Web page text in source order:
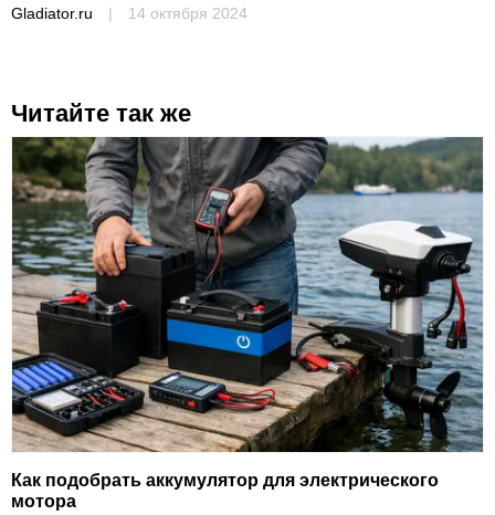
Gladiator.ru | 14 октября 2024
Читайте так же
Как подобрать аккумулятор для электрического
мотора